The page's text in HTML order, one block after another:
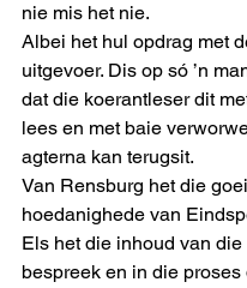
nie mis het nie.
Albei het hul opdrag met
uitgevoer. Dis op só ’n
dat die koerantleser dit
lees en met baie
agterna kan terugsit.
Van Rensburg het die
hoedanighede van
Els het die inhoud van die
bespreek en in die proses